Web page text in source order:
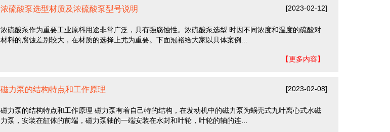
浓硫酸泵选型材质及浓硫酸泵型号说明 [2023-02-12]
浓硫酸泵作为重要工业原料用途非常广泛，具有强腐蚀性。浓硫酸泵选型 时因不同浓度和温度的硫酸对
材料的腐蚀差别较大，在材质的选择上尤为重要。下面冠裕给大家以具体案例...
【更多内容】
磁力泵的结构特点和工作原理 [2023-02-08]
磁力泵的结构特点和工作原理 磁力泵有着自己特的结构，在发动机中的磁力泵为蜗壳式九叶离心式水磁
力泵，安装在缸体的前端，磁力泵轴的一端安装在水封和叶轮，叶轮的轴的连...